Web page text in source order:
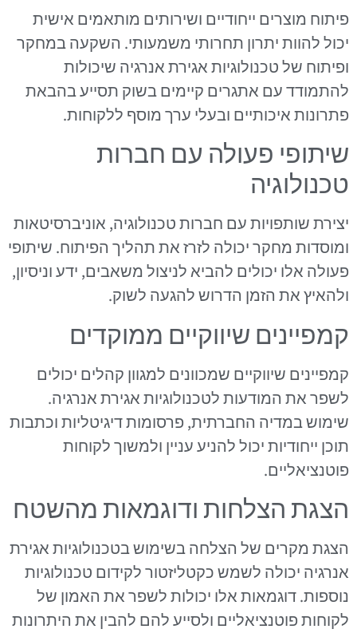
פיתוח מוצרים ייחודיים ושירותים מותאמים אישית
יכול להוות יתרון תחרותי משמעותי. השקעה במחקר
ופיתוח של טכנולוגיות אגירת אנרגיה שיכולות
להתמודד עם אתגרים קיימים בשוק תסייע בהבאת
פתרונות איכותיים ובעלי ערך מוסף ללקוחות.
שיתופי פעולה עם חברות
טכנולוגיה
יצירת שותפויות עם חברות טכנולוגיה, אוניברסיטאות
ומוסדות מחקר יכולה לזרז את תהליך הפיתוח. שיתופי
פעולה אלו יכולים להביא לניצול משאבים, ידע וניסיון,
ולהאיץ את הזמן הדרוש להגעה לשוק.
קמפיינים שיווקיים ממוקדים
קמפיינים שיווקיים שמכוונים למגוון קהלים יכולים
לשפר את המודעות לטכנולוגיות אגירת אנרגיה.
שימוש במדיה החברתית, פרסומות דיגיטליות וכתבות
תוכן ייחודיות יכול להניע עניין ולמשוך לקוחות
פוטנציאליים.
הצגת הצלחות ודוגמאות מהשטח
הצגת מקרים של הצלחה בשימוש בטכנולוגיות אגירת
אנרגיה יכולה לשמש כקטליזטור לקידום טכנולוגיות
נוספות. דוגמאות אלו יכולות לשפר את האמון של
לקוחות פוטנציאליים ולסייע להם להבין את היתרונות